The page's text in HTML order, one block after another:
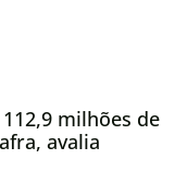
milhões de
avalia